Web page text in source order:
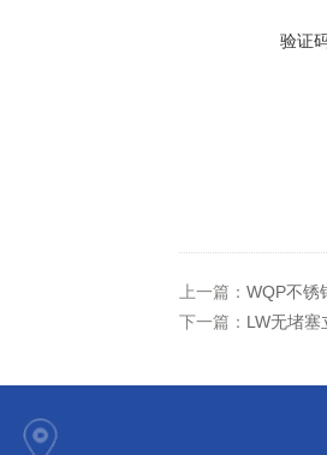
验证
上一篇： WQP不锈
下一篇： LW无堵塞